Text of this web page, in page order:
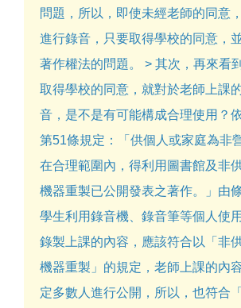
問題，所以，即使未經老師的同意
進行錄音，只要取得學校的同意，
著作權法的問題。 > 其次，再來看
取得學校的同意，就對於老師上課
音，是不是有可能構成合理使用？
第51條規定：「供個人或家庭為非
在合理範圍內，得利用圖書館及非
機器重製已公開發表之著作。」由
學生利用錄音機、錄音筆等個人使
錄製上課的內容，應該符合以「非
機器重製」的規定，老師上課的內
定多數人進行公開，所以，也符合